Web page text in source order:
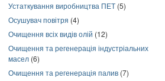
Устаткування виробництва ПЕТ (5)
Осушувач повітря (4)
Очищення всіх видів олій (12)
Очищення та регенерація індустріальних
масел (6)
Очищення та регенерація палив (7)